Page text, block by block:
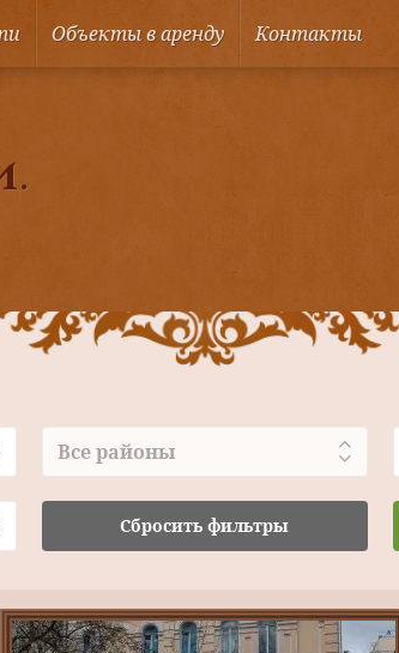
Объекты в аренду Контакты
Все районы
Сбросить фильтры